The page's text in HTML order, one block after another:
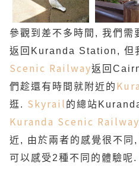
參觀到差不多時間, 我們需
返回Kuranda Station, 但
Scenic Railway返回
們趁還有時間就附近的
逛. Skyrail 的總站
Kuranda Scenic Railway
近, 由於兩者的感覺很不同
可以感受2種不同的體驗呢.